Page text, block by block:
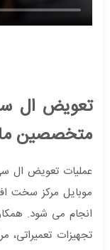
متخصصین ما
عملیات تعویض ال
موبایل مرکز سخت
انجام می شود.
تجهیزات